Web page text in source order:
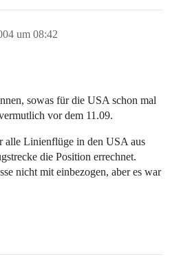
um 08:42
sowas für die USA schon mal
vor dem 11.09.
alle Linienflüge in den USA aus
die Position errechnet.
nicht mit einbezogen, aber es war